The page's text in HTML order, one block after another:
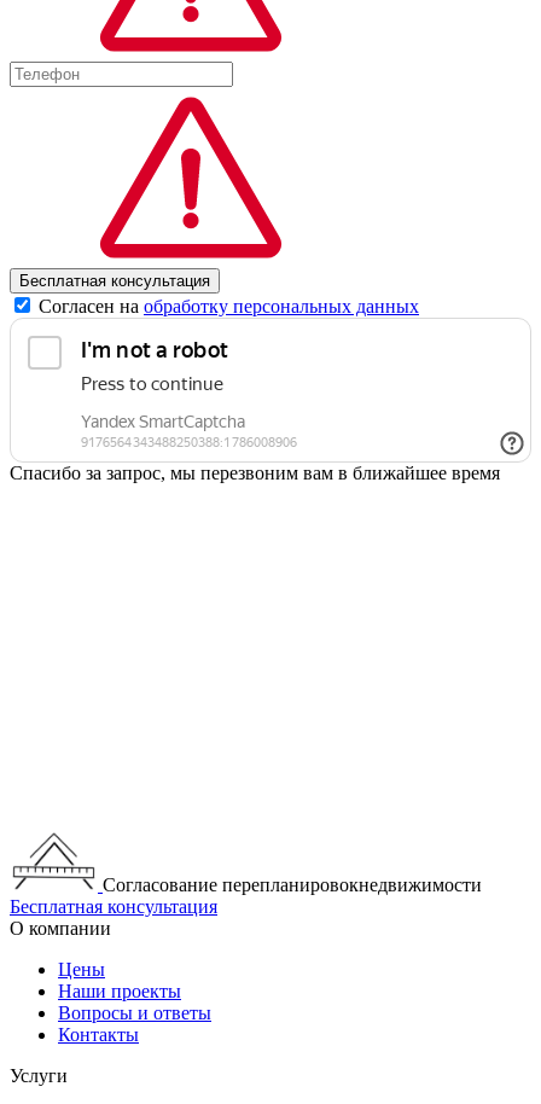
Согласен на обработку персональных данных
Спасибо за запрос, мы перезвоним вам в ближайшее время
Согласование перепланировокнедвижимости
Бесплатная консультация
О компании
Цены
Наши проекты
Вопросы и ответы
Контакты
Услуги